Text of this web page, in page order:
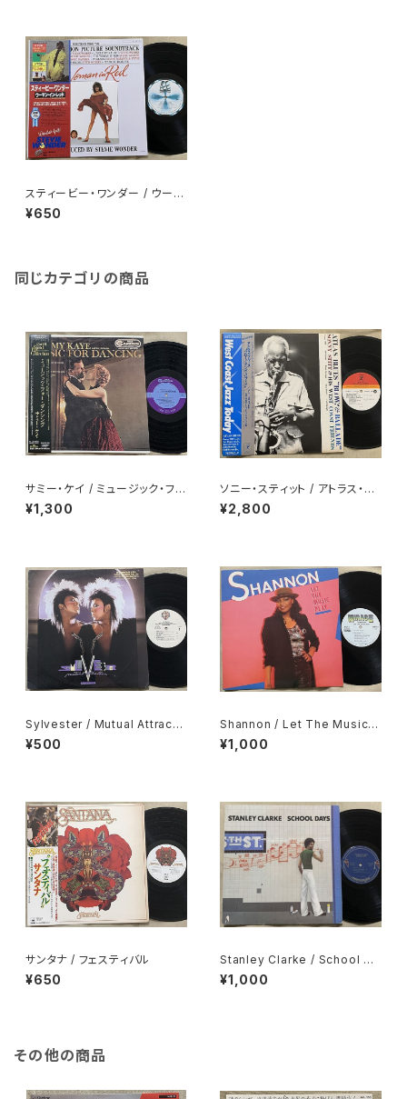
スティービー・ワンダー / ウーマ
ン・イン・レッド
¥650
同じカテゴリの商品
サミー・ケイ / ミュージック・フォ
ー・ダンシング
¥1,300
ソニー・スティット / アトラス・ブ
ルース・ブロー！・アンド・バラー
ド
¥2,800
Sylvester / Mutual Attracti
on
¥500
Shannon / Let The Music P
lay
¥1,000
サンタナ / フェスティバル
¥650
Stanley Clarke / School Da
ys
¥1,000
その他の商品